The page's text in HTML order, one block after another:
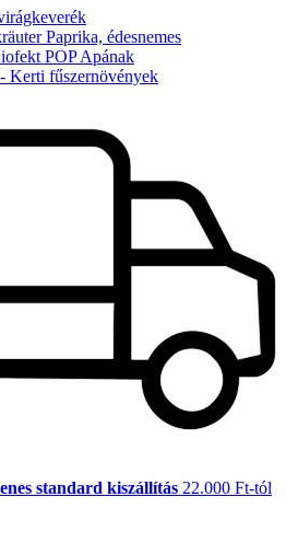
Paprika, édesnemes
POP Apának
Kerti fűszernövények
standard kiszállítás 22.000 Ft-tól